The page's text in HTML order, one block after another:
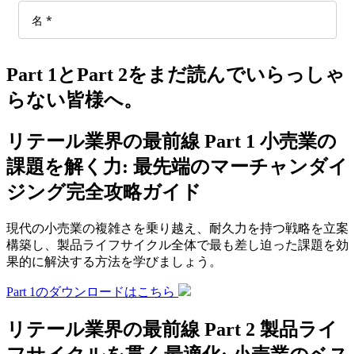
Part 1とPart 2をまだ読んでいらっしゃ
らない皆様へ。
リテール業界の最前線 Part 1 小売業の
課題を解く力: 最先端のマーチャンダイ
ジング完全攻略ガイド
現代の小売業の複雑さを乗り越え、耐久力を持つ戦略を立案
構築し、製品ライフサイクル全体で最も差し迫った課題を効
果的に解決する方法を学びましょう。
Part 1のダウンロードはこちら
リテール業界の最前線 Part 2 製品ライ